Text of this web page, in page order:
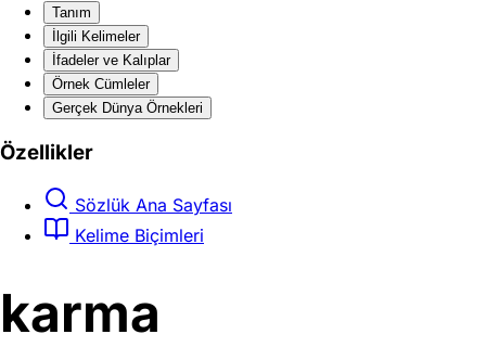
Tanım
İlgili Kelimeler
İfadeler ve Kalıplar
Örnek Cümleler
Gerçek Dünya Örnekleri
Özellikler
Sözlük Ana Sayfası
Kelime Biçimleri
karma